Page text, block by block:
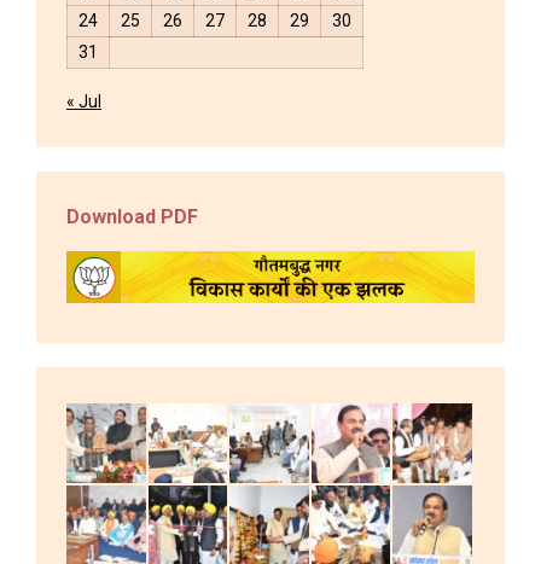
24
25 26 27 28 29
30
31
« Jul
Download PDF